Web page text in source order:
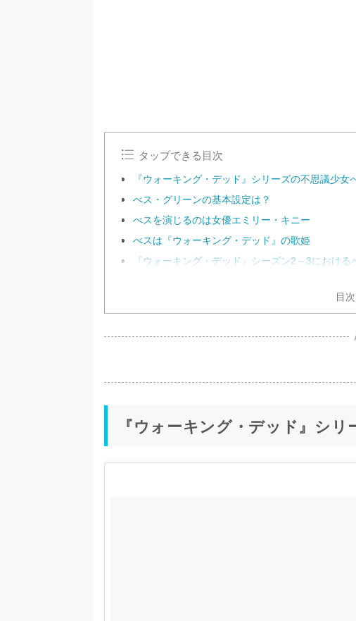
タップできる目次
『ウォーキング・デッド』シリーズの不思議少女
べス・グリーンの基本設定は？
べスを演じるのは女優エミリー・キニー
べスは『ウォーキング・デッド』の歌姫
『ウォーキング・デッド』シーズン2～3における
目
『ウォーキング・デッド』シ